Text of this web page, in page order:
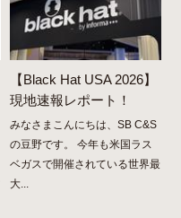
【Black Hat USA 2026】
現地速報レポート！
みなさまこんにちは、SB C&S
の豆野です。 今年も米国ラス
ベガスで開催されている世界最
大...